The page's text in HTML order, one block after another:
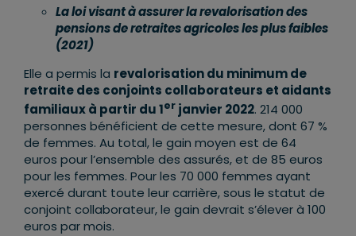
La loi visant à assurer la revalorisation des
pensions de retraites agricoles les plus faibles
(2021)
Elle a permis la revalorisation du minimum de
retraite des conjoints collaborateurs et aidants
familiaux à partir du 1er janvier 2022. 214 000
personnes bénéficient de cette mesure, dont 67 %
de femmes. Au total, le gain moyen est de 64
euros pour l’ensemble des assurés, et de 85 euros
pour les femmes. Pour les 70 000 femmes ayant
exercé durant toute leur carrière, sous le statut de
conjoint collaborateur, le gain devrait s’élever à 100
euros par mois.